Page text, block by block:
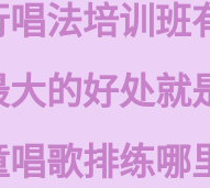
法培训班
大的好处就
歌排练哪